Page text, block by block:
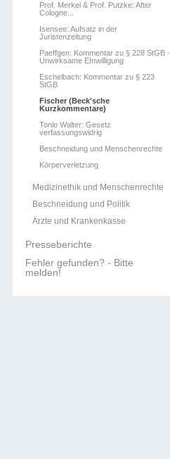
Prof. Merkel & Prof. Putzke: After
Cologne...
Isensee: Aufsatz in der
Juristenzeitung
Paeffgen: Kommentar zu § 228 StGB -
Unwirksame EInwilligung
Eschelbach: Kommentar zu § 223
StGB
Fischer (Beck'sche
Kurzkommentare)
Tonio Walter: Gesetz
verfassungswidrig
Beschneidung und Menschenrechte
Körperverletzung
Medizinethik und Menschenrechte
Beschneidung und Politik
Ärzte und Krankenkasse
Presseberichte
Fehler gefunden? - Bitte
melden!